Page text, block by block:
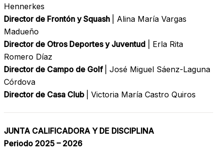
Hennerkes
Director de Frontón y Squash
| Alina María Vargas
Madueño
Director de Otros Deportes y Juventud | Erla Rita
Romero Díaz
Director de Campo de Golf
| José Miguel Sáenz-Laguna
Córdova
Director de Casa Club
| Victoria María Castro Quiros
JUNTA CALIFICADORA Y DE DISCIPLINA
Periodo 2025 – 2026